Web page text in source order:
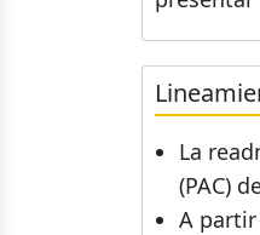
La
(PAC)
A